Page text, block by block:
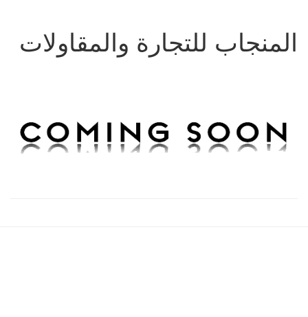
المنجاب للتجارة والمقاولات